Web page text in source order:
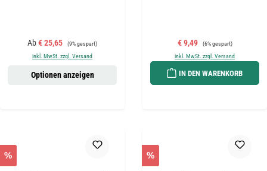
Verkaufspreis:
Ab€ 25,65 Regulärer Preis:
(9% gespart)
inkl. MwSt. zzgl. Versand
Optionen anzeigen
Verkaufspreis:
€ 9,49 Regulärer Preis:
(6% gespart)
inkl. MwSt. zzgl. Versand
IN DEN WARENKORB
% %